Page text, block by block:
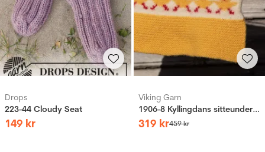
Drops
223-44 Cloudy Seat
149 kr
Viking Garn
1906-8 Kyllingdans sitteunderlag
319 kr459kr